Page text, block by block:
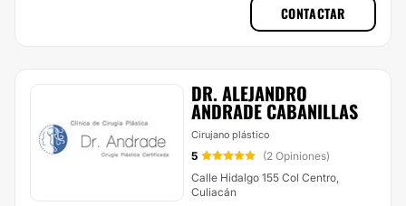
CONTACTAR
DR. ALEJANDRO
ANDRADE CABANILLAS
Cirujano plástico
5
(2 Opiniones)
Calle Hidalgo 155 Col Centro,
Culiacán